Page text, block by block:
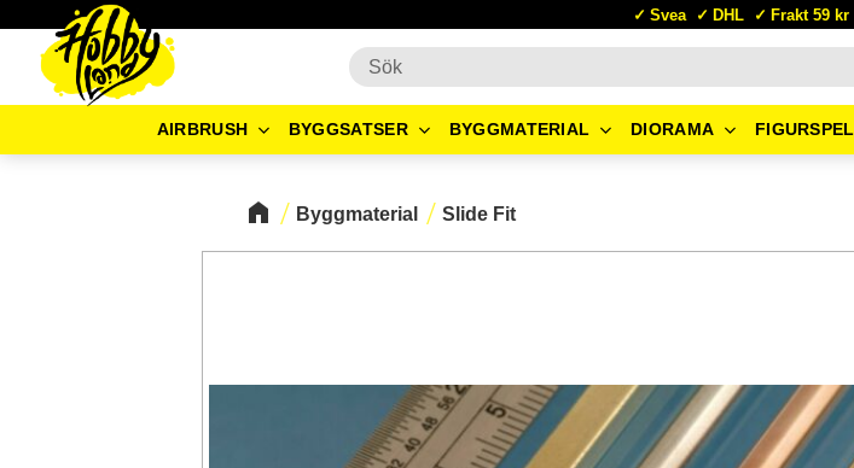
Svea DHL Frakt 59 kr
AIRBRUSH BYGGSATSER BYGGMATERIAL DIORAMA FIGURSPEL
Byggmaterial Slide Fit